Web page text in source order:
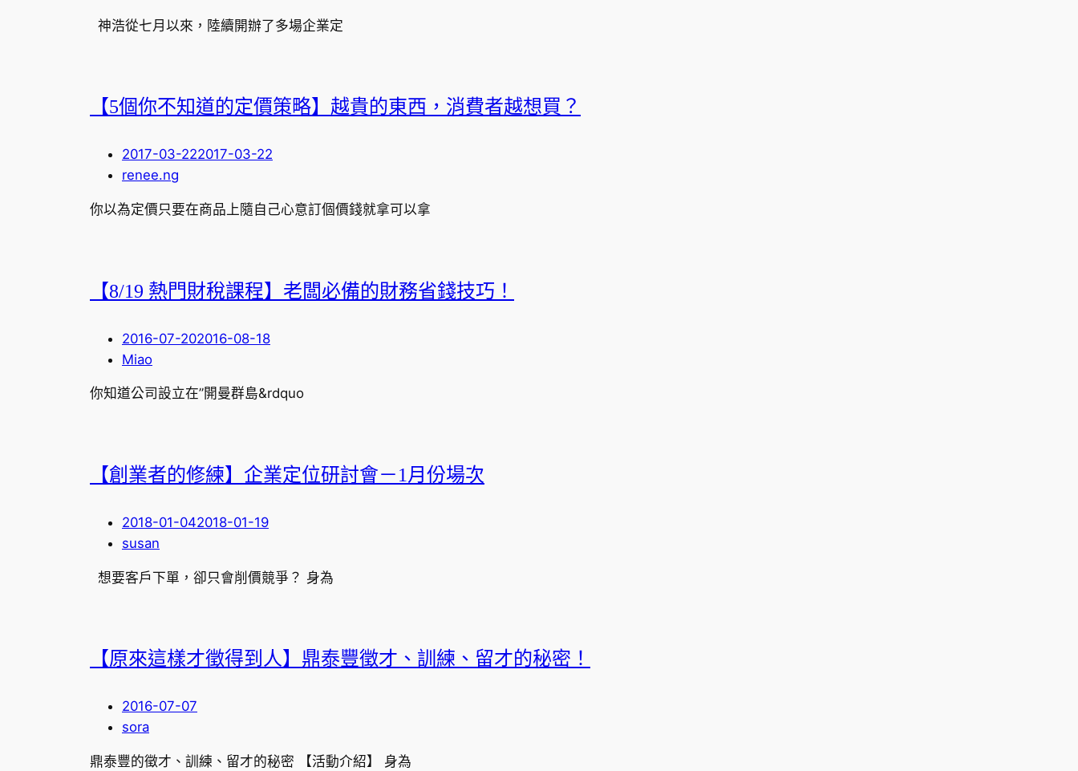
神浩從七月以來，陸續開辦了多場企業定
【5個你不知道的定價策略】越貴的東西，消費者越想買？
2017-03-222017-03-22
renee.ng
你以為定價只要在商品上隨自己心意訂個價錢就拿可以拿
【8/19 熱門財稅課程】老闆必備的財務省錢技巧！
2016-07-202016-08-18
Miao
你知道公司設立在”開曼群島&rdquo
【創業者的修練】企業定位研討會－1月份場次
2018-01-042018-01-19
susan
想要客戶下單，卻只會削價競爭？ 身為
【原來這樣才徵得到人】鼎泰豐徵才、訓練、留才的秘密！
2016-07-07
sora
鼎泰豐的徵才、訓練、留才的秘密 【活動介紹】 身為